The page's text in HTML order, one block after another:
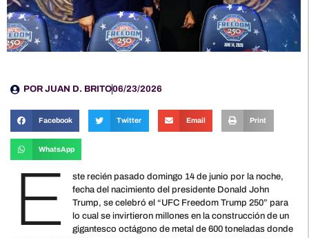
POR JUAN D. BRITO06/23/2026
Facebook Twitter Email Print
WhatsApp
E
ste recién pasado domingo 14 de junio por la noche,
fecha del nacimiento del presidente Donald John
Trump, se celebró el “UFC Freedom Trump 250” para
lo cual se invirtieron millones en la construcción de un
gigantesco octágono de metal de 600 toneladas donde